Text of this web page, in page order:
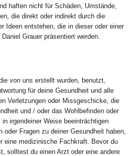
haften nicht für Schäden, Umstände,
die direkt oder indirekt durch die
Ideen entstehen, die in dieser oder einer
Grauer präsentiert werden.
von uns erstellt wurden, benutzt,
für deine Gesundheit und alle
Verletzungen oder Missgeschicke, die
und / oder das Wohlbefinden oder
irgendeiner Weise beeinträchtigen
oder Fragen zu deiner Gesundheit haben,
eine medizinische Fachkraft. Bevor du
solltest du einen Arzt oder eine andere